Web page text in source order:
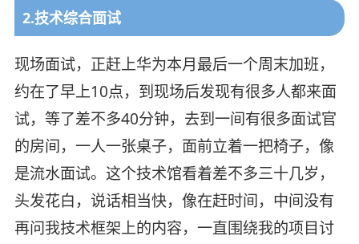
2.技术综合面试
现场面试，正赶上华为本月最后一个周末加班，
约在了早上10点，到现场后发现有很多人都来面
试，等了差不多40分钟，去到一间有很多面试官
的房间，一人一张桌子，面前立着一把椅子，像
是流水面试。这个技术馆看着差不多三十几岁，
头发花白，说话相当快，像在赶时间，中间没有
再问我技术框架上的内容，一直围绕我的项目讨